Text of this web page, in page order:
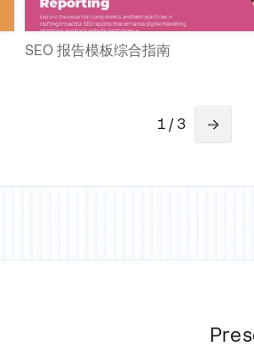
SEO 报告模板综合指南
1 / 3